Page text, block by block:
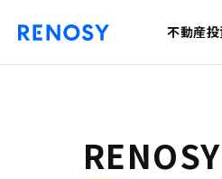
不動産投
RENOSY